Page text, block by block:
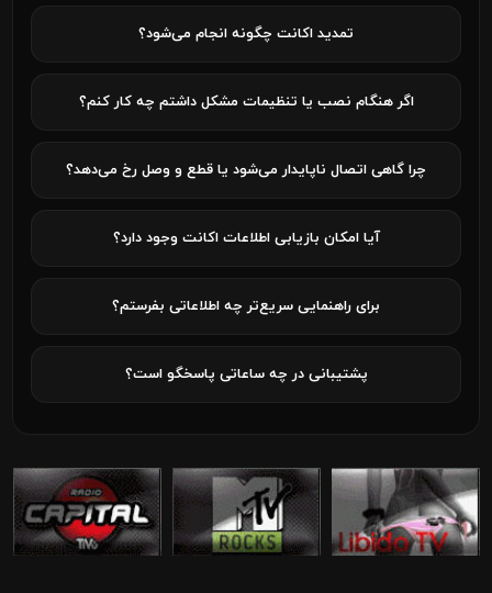
تمدید اکانت چگونه انجام می‌شود؟
اگر هنگام نصب یا تنظیمات مشکل داشتم چه کار کنم؟
چرا گاهی اتصال ناپایدار می‌شود یا قطع و وصل رخ می‌دهد؟
آیا امکان بازیابی اطلاعات اکانت وجود دارد؟
برای راهنمایی سریع‌تر چه اطلاعاتی بفرستم؟
پشتیبانی در چه ساعاتی پاسخگو است؟